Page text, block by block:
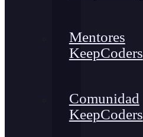
Mentores
KeepCoders
Comunidad
KeepCoders